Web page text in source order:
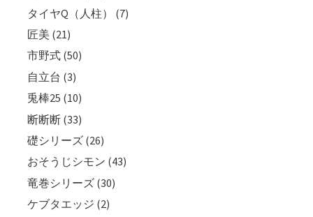
タイヤQ（人柱） (7)
匠美 (21)
市野式 (50)
自立台 (3)
兎棒25 (10)
断断断 (33)
礎シリーズ (26)
おそうじシモン (43)
竜巻シリーズ (30)
ケブタエッジ (2)